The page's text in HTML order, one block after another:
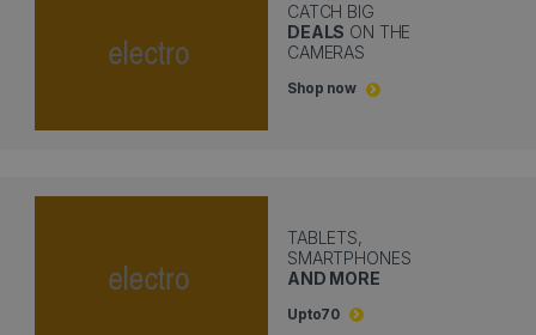
CATCH BIG
DEALS ON THE
CAMERAS
Shop now
TABLETS,
SMARTPHONES
AND MORE
Upto70